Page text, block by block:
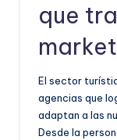
que
El sector
agencias que
adaptan a las
Desde la